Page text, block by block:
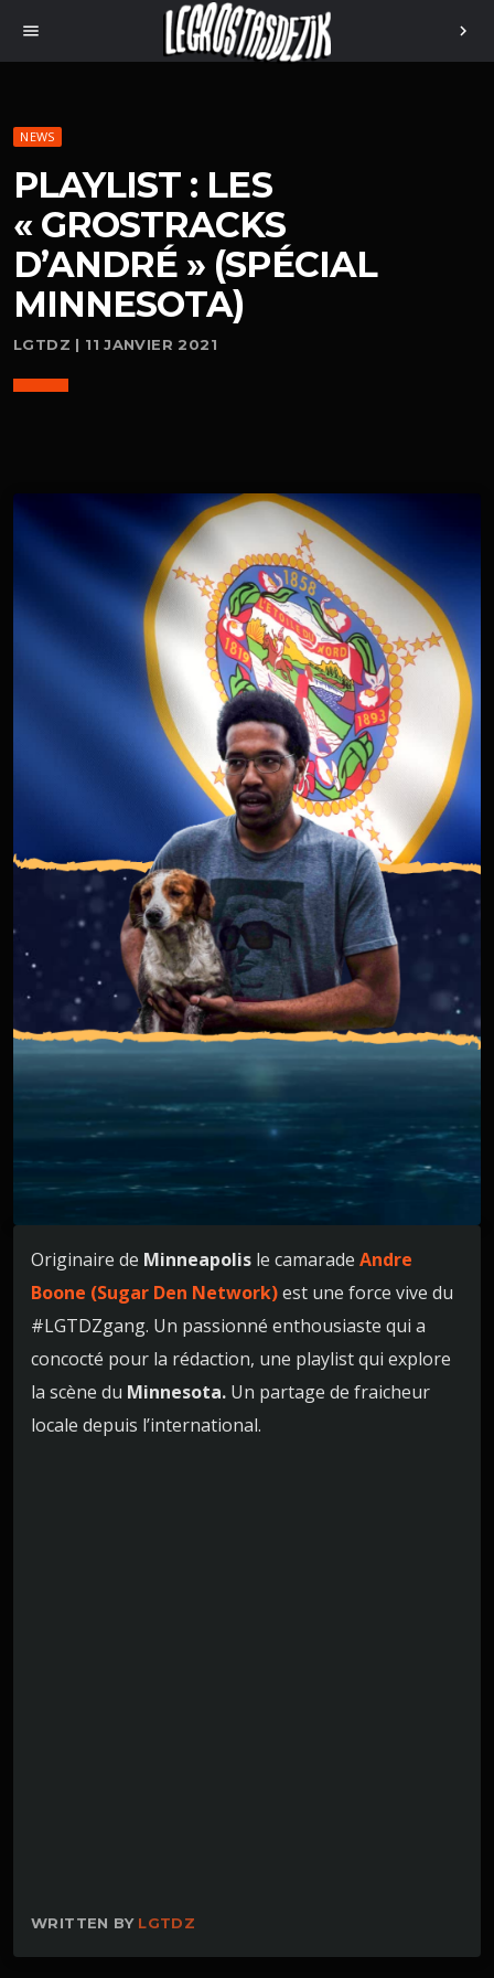
menu chevron_right
NEWS
PLAYLIST : LES
« GROSTRACKS
D’ANDRÉ » (SPÉCIAL
MINNESOTA)
LGTDZ | 11 JANVIER 2021
Originaire de Minneapolis le camarade Andre
Boone (Sugar Den Network)est une force vive du
#LGTDZgang. Un passionné enthousiaste qui a
concocté pour la rédaction, une playlist qui explore
la scène du Minnesota. Un partage de fraicheur
locale depuis l’international.
WRITTEN BY LGTDZ